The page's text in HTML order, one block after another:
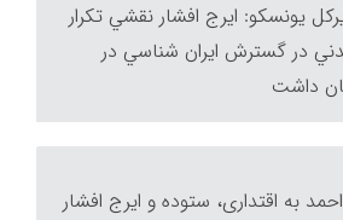
يونسکو‌: ايرج افشار نقشي تکرار
در گسترش ايران شناسي در
داشت
به اقتداری، ستوده و ایرج افشار